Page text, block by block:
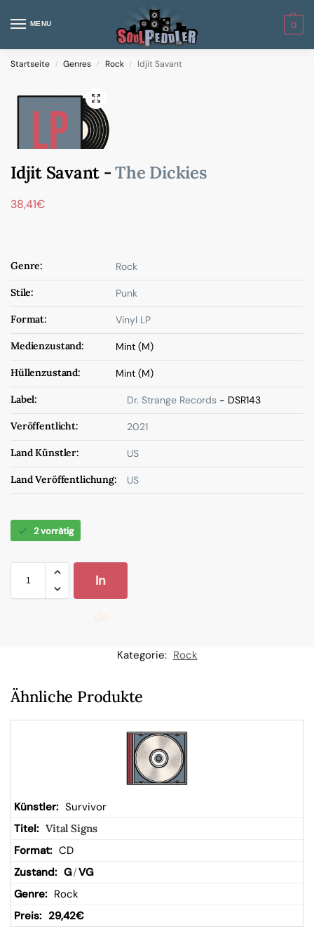
MENU 0
Startseite / Genres / Rock / Idjit Savant
Idjit Savant -The Dickies
38,41€
Genre: Rock
Stile: Punk
Format: Vinyl LP
Medienzustand: Mint (M)
Hüllenzustand: Mint (M)
Label: Dr. Strange Records - DSR143
Veröffentlicht: 2021
Land Künstler: US
Land Veröffentlichung: US
2 vorrätig
In
W
b
Kategorie: Rock
Ähnliche Produkte
Survivor
Vital Signs
CD
G/VG
Rock
29,42€